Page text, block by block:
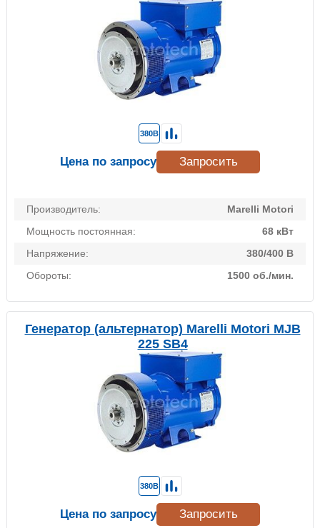
Производитель:
Marelli Motori
Мощность постоянная:
68 кВт
Напряжение:
380/400 В
Обороты:
1500 об./мин.
380В
Цена по запросу Запросить
Генератор (альтернатор) Marelli Motori MJB
225 SB4
380В
Цена по запросу Запросить